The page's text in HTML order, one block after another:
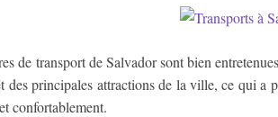
de transport de Salvador sont bien
des principales attractions de la ville, ce qui a
confortablement.